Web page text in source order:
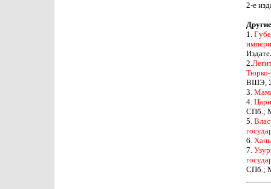
2-е
1.
2.
ВШЭ,
3.
4.
СПб.;
5.
6.
7.
СПб.;